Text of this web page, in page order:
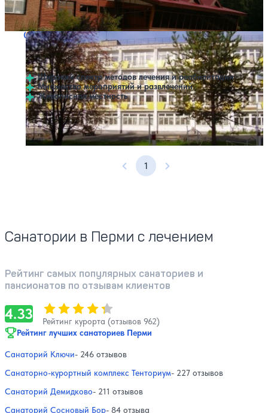
Профилей лечения:7 SPA
Санаторий Лесная Дача
Пермь
Широкий спектр методов лечения и реабилитации
Множество мероприятий и развлечений
Живописная местность
Профилей лечения:6
Нет цен или свободных мест на выбранные даты
Выбрать другой вариант
Предыдущая страница
1 Следующая страница
Санатории в Перми с лечением
Рейтинг самых популярных санаториев и
пансионатов по отзывам клиентов
4.33 Оценка, количество звезд:
Рейтинг курорта (отзывов 962)
Рейтинг лучших санаториев Перми
Санаторий Ключи- 246 отзывов
Санаторно-курортный комплекс Тенториум- 227 отзывов
Санаторий Демидково- 211 отзывов
Санаторий Сосновый Бор- 84 отзыва